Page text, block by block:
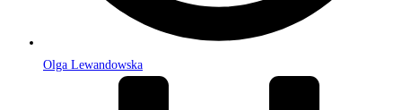
Olga Lewandowska